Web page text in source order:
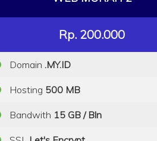
Rp. 200.000
Domain .MY.ID
Hosting 500 MB
Bandwith 15 GB / Bln